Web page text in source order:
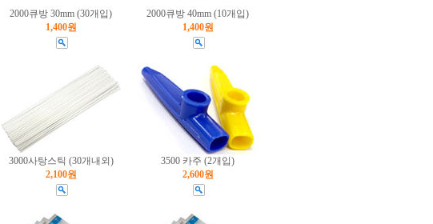
2000큐방 30mm (30개입)
1,400원
2000큐방 40mm (10개입)
1,400원
3000사탕스틱 (30개내외)
2,100원
3500 카주 (2개입)
2,600원